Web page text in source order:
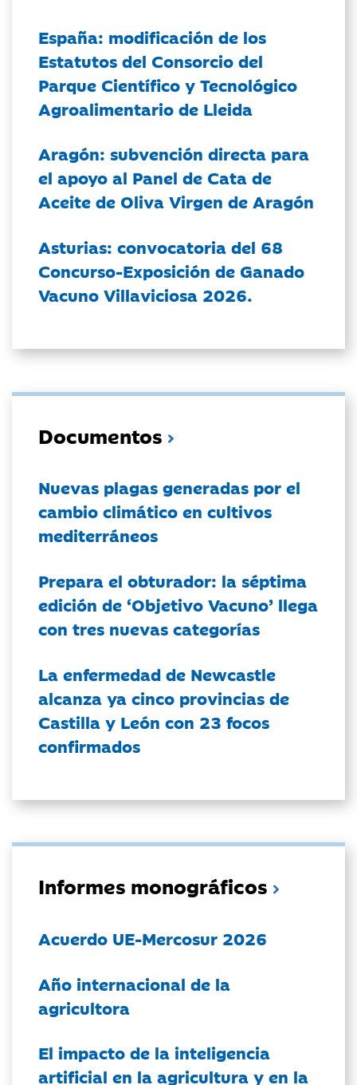
España: modificación de los
Estatutos del Consorcio del
Parque Científico y Tecnológico
Agroalimentario de Lleida
Aragón: subvención directa para
el apoyo al Panel de Cata de
Aceite de Oliva Virgen de Aragón
Asturias: convocatoria del 68
Concurso-Exposición de Ganado
Vacuno Villaviciosa 2026.
Documentos
Nuevas plagas generadas por el
cambio climático en cultivos
mediterráneos
Prepara el obturador: la séptima
edición de ‘Objetivo Vacuno’ llega
con tres nuevas categorías
La enfermedad de Newcastle
alcanza ya cinco provincias de
Castilla y León con 23 focos
confirmados
Informes monográficos
Acuerdo UE-Mercosur 2026
Año internacional de la
agricultora
El impacto de la inteligencia
artificial en la agricultura y en la